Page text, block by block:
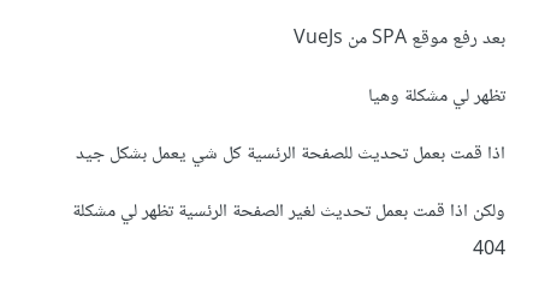
بعد رفع موقع SPA من VueJs
تظهر لي مشكلة وهيا
اذا قمت بعمل تحديث للصفحة الرئسية كل شي يعمل بشكل جيد
ولكن اذا قمت بعمل تحديث لغير الصفحة الرئسية تظهر لي مشكلة
404